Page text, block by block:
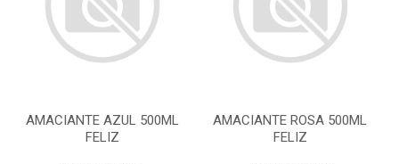
AMACIANTE AZUL 500ML
FELIZ
AMACIANTE ROSA 500ML
FELIZ